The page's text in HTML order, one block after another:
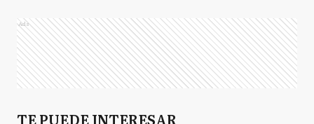
Ads
TE PUEDE INTERESAR